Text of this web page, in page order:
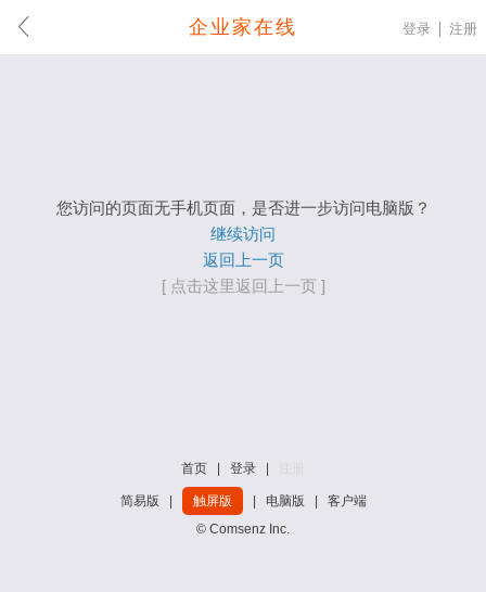
企业家在线 登录 注册
您访问的页面无手机页面，是否进一步访问电脑版？
继续访问
返回上一页
[ 点击这里返回上一页 ]
首页 登录
简易版 触屏版 电脑版
客户端
© Comsenz Inc.